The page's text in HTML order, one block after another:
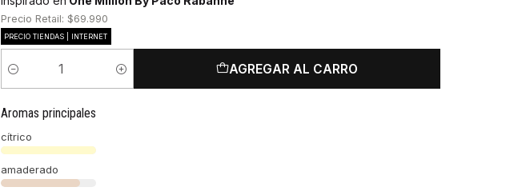
Precio Retail: $69.990
PRECIO TIENDAS | INTERNET
Cantidad
AGREGAR AL CARRO
Aromas principales
cítrico
amaderado